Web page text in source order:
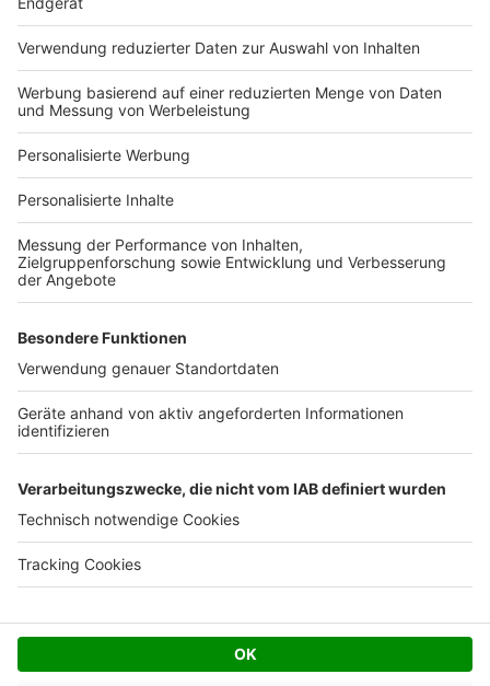
Häuser-Suche
Hausanbieter-Suche
Bauprojekt-Profil
Für Unternehmen
Ihre Baufirma auf bauen.de
Kostenloses Infogespräch
Facebook
Twitter